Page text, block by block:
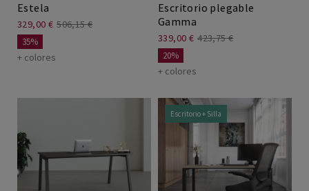
Estela
329,00 € 506,15 €
35%
+ colores
Escritorio plegable
Gamma
339,00 € 423,75 €
20%
+ colores
Escritorio + Silla